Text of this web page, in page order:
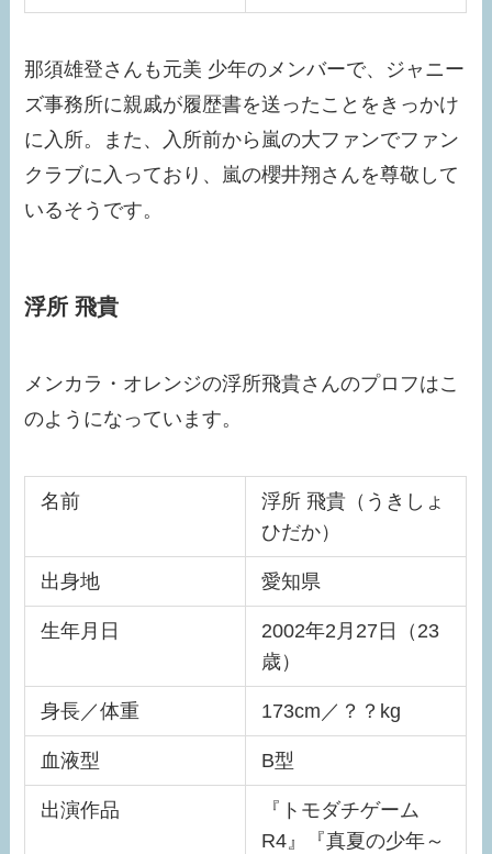
那須雄登さんも元美 少年のメンバーで、ジャニー
ズ事務所に親戚が履歴書を送ったことをきっかけ
に入所。また、入所前から嵐の大ファンでファン
クラブに入っており、嵐の櫻井翔さんを尊敬して
いるそうです。
浮所 飛貴
メンカラ・オレンジの浮所飛貴さんのプロフはこ
のようになっています。
名前
浮所 飛貴（うきしょ
ひだか）
出身地 愛知県
生年月日
2002年2月27日（23
歳）
身長／体重 173cm／？？kg
血液型 B型
出演作品
『トモダチゲーム
R4』『真夏の少年～